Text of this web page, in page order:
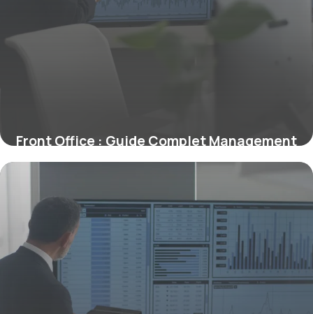
Front Office : Guide Complet Management
2026